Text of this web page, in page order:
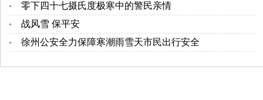
零下四十七摄氏度极寒中的警民亲情
战风雪 保平安
徐州公安全力保障寒潮雨雪天市民出行安全